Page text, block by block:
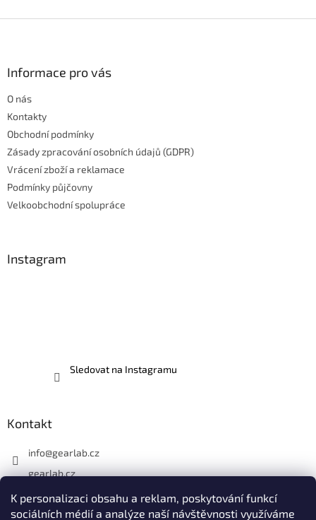
K personalizaci obsahu a reklam, poskytování funkcí
sociálních médií a analýze naší návštěvnosti využíváme
Informace pro vás
O nás
Kontakty
Obchodní podmínky
Zásady zpracování osobních údajů (GDPR)
Vrácení zboží a reklamace
Podmínky půjčovny
Velkoobchodní spolupráce
Instagram
Sledovat na Instagramu
Kontakt
info@gearlab.cz
gearlab.cz